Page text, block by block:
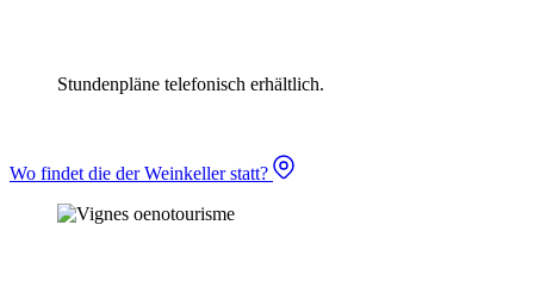
Stundenpläne telefonisch erhältlich.
Wo findet die der Weinkeller statt?